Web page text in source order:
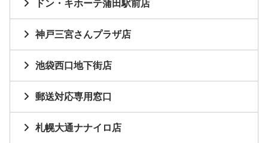
ドン・キホーテ蒲田駅前店
神戸三宮さんプラザ店
池袋西口地下街店
郵送対応専用窓口
札幌大通ナナイロ店